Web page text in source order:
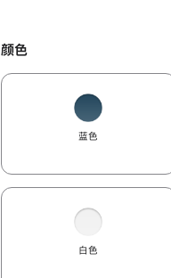
颜色
蓝色
白色